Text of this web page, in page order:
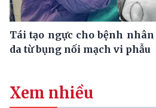
Tái tạo ngực cho bệnh
da từ bụng nối mạch vi phẫu
Xem nhiều